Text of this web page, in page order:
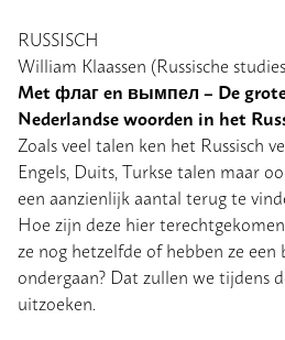
RUSSISCH
William Klaassen (Russische
Met флагen вымпел – De
Nederlandse woorden in het
Zoals veel talen ken het Russisch
Engels, Duits, Turkse talen maar
een aanzienlijk aantal terug te
Hoe zijn deze hier
ze nog hetzelfde of hebben ze
ondergaan? Dat zullen we tijdens
uitzoeken.